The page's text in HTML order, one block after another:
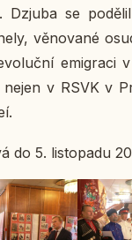
Dzjuba se
vě­no­va­né
emi­gra­ci
nejen v RSVK v
do 5. lis­to­pa­du